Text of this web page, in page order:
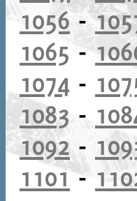
1056-
1065 -
1074 -
1083-
1092-
1101-